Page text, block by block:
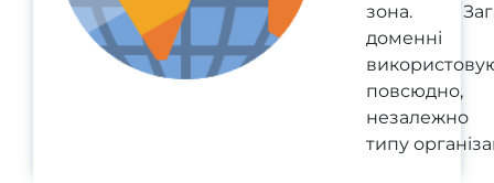
зона.
доменні
повсюдно,
типу